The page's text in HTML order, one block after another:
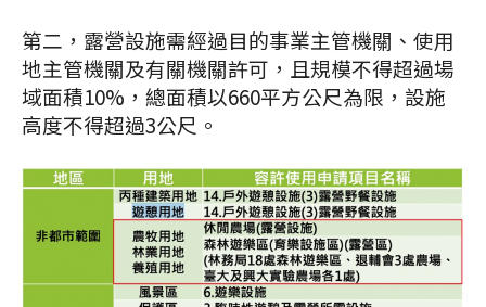
第二，露營設施需經過目的事業主管機關、使用
地主管機關及有關機關許可，且規模不得超過場
域面積10%，總面積以660平方公尺為限，設施
高度不得超過3公尺。